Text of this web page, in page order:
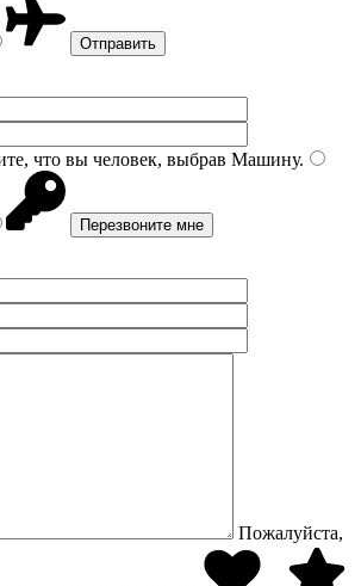
что вы человек, выбрав Машину.
Пожалуйста,